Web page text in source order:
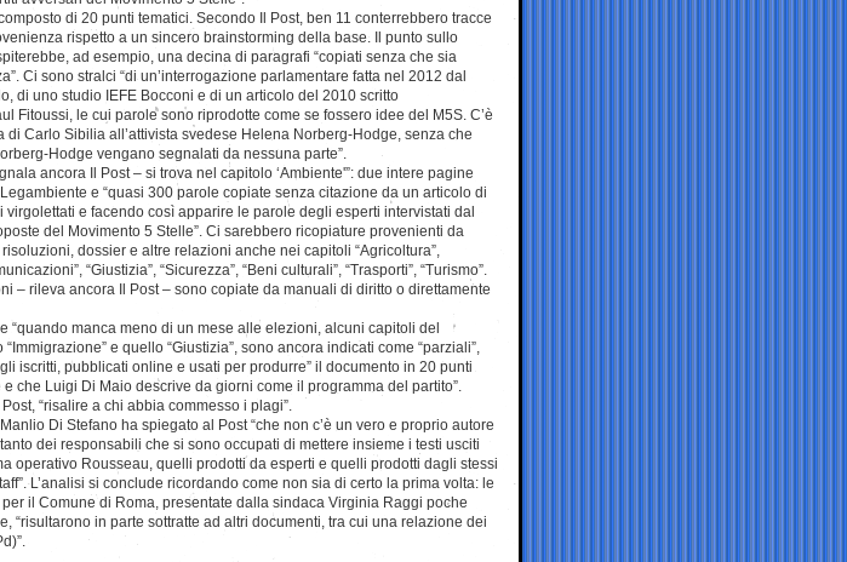
di 20 punti tematici. Secondo Il Post, ben 11 conterrebbero tracce
rispetto a un sincero brainstorming della base. Il punto sullo
ad esempio, una decina di paragrafi “copiati senza che sia
Ci sono stralci “di un’interrogazione parlamentare fatta nel 2012 dal
di uno studio IEFE Bocconi e di un articolo del 2010 scritto
Fitoussi, le cui parole sono riprodotte come se fossero idee del M5S. C’è
di Carlo Sibilia all’attivista svedese Helena Norberg-Hodge, senza che
Hodge vengano segnalati da nessuna parte”.
ancora Il Post – si trova nel capitolo ‘Ambiente'”: due intere pagine
e “quasi 300 parole copiate senza citazione da un articolo di
virgolettati e facendo così apparire le parole degli esperti intervistati dal
del Movimento 5 Stelle”. Ci sarebbero ricopiature provenienti da
dossier e altre relazioni anche nei capitoli “Agricoltura”,
“Giustizia”, “Sicurezza”, “Beni culturali”, “Trasporti”, “Turismo”.
– rileva ancora Il Post – sono copiate da manuali di diritto o direttamente
“quando manca meno di un mese alle elezioni, alcuni capitoli del
e quello “Giustizia”, sono ancora indicati come “parziali”,
iscritti, pubblicati online e usati per produrre” il documento in 20 punti
e che Luigi Di Maio descrive da giorni come il programma del partito”.
“risalire a chi abbia commesso i plagi”.
Di Stefano ha spiegato al Post “che non c’è un vero e proprio autore
dei responsabili che si sono occupati di mettere insieme i testi usciti
operativo Rousseau, quelli prodotti da esperti e quelli prodotti dagli stessi
L’analisi si conclude ricordando come non sia di certo la prima volta: le
per il Comune di Roma, presentate dalla sindaca Virginia Raggi poche
“risultarono in parte sottratte ad altri documenti, tra cui una relazione dei